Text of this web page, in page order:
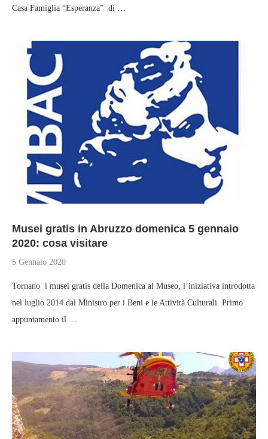
Casa Famiglia “Esperanza” di …
Musei gratis in Abruzzo domenica 5 gennaio
2020: cosa visitare
5 Gennaio 2020
Tornano i musei gratis della Domenica al Museo, l’iniziativa introdotta
nel luglio 2014 dal Ministro per i Beni e le Attività Culturali. Primo
appuntamento il …